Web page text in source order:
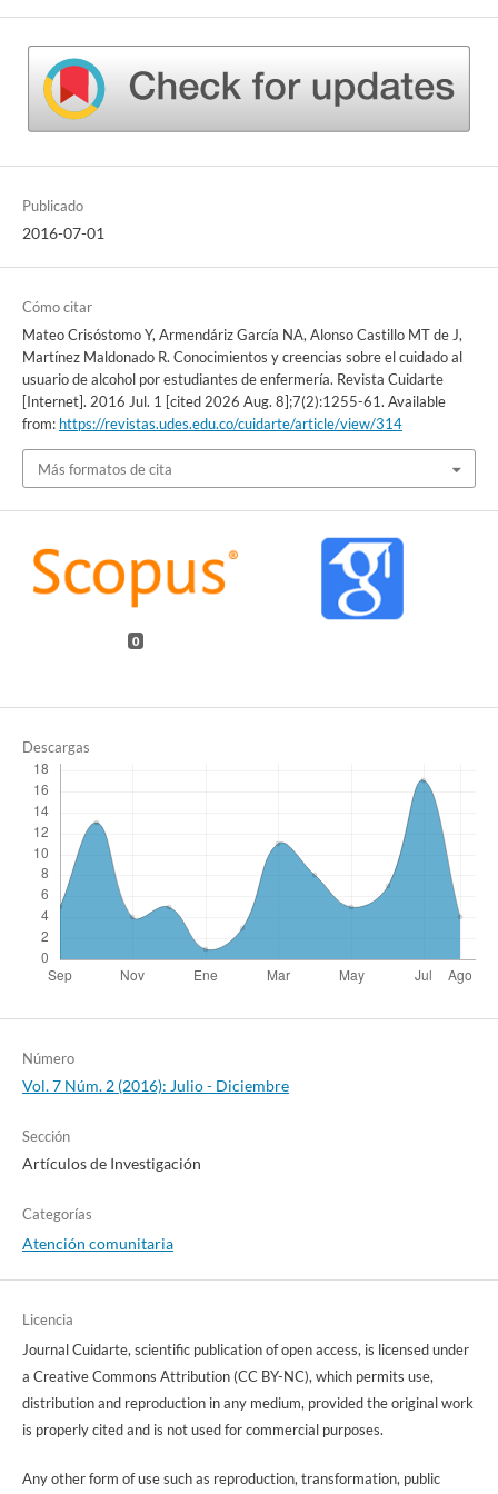
Publicado
2016-07-01
Cómo citar
Mateo Crisóstomo Y, Armendáriz García NA, Alonso Castillo MT de J,
Martínez Maldonado R. Conocimientos y creencias sobre el cuidado al
usuario de alcohol por estudiantes de enfermería. Revista Cuidarte
[Internet]. 2016 Jul. 1 [cited 2026 Aug. 8];7(2):1255-61. Available
from: https://revistas.udes.edu.co/cuidarte/article/view/314
Más formatos de cita
0
Descargas
Número
Vol. 7 Núm. 2 (2016): Julio - Diciembre
Sección
Artículos de Investigación
Categorías
Atención comunitaria
Licencia
Journal Cuidarte, scientific publication of open access, is licensed under
a Creative Commons Attribution (CC BY-NC), which permits use,
distribution and reproduction in any medium, provided the original work
is properly cited and is not used for commercial purposes.
Any other form of use such as reproduction, transformation, public